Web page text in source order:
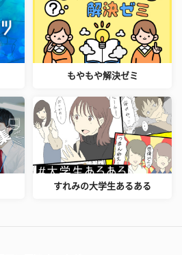
もやもや解決ゼミ
すれみの大学生あるある